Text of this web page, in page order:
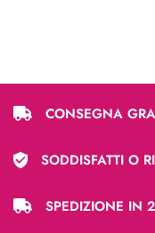
CONSEGNA
SODDISFATTI O
SPEDIZIONE IN